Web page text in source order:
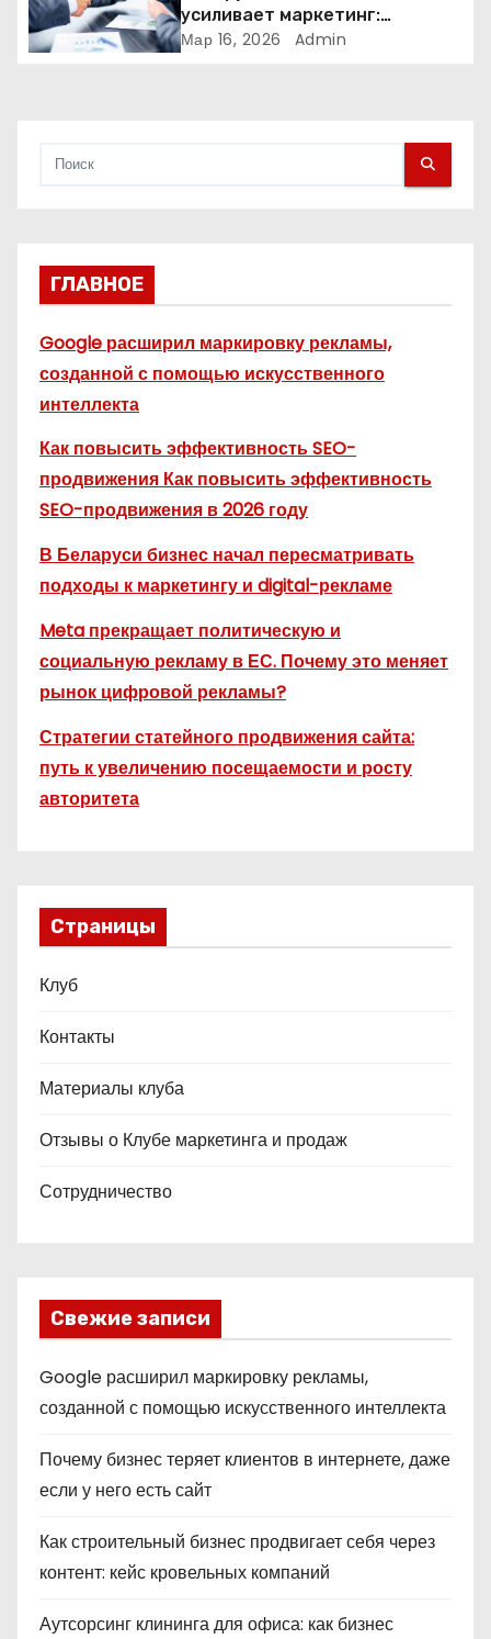
с
усиливает маркетинг:
компании меняют стратегии
Мар 16, 2026 Admin
ГЛАВНОЕ
Google расширил маркировку рекламы,
созданной с помощью искусственного
интеллекта
Как повысить эффективность SEO-
продвижения Как повысить эффективность
SEO-продвижения в 2026 году
В Беларуси бизнес начал пересматривать
подходы к маркетингу и digital-рекламе
Meta прекращает политическую и
социальную рекламу в ЕС. Почему это меняет
рынок цифровой рекламы?
Стратегии статейного продвижения сайта:
путь к увеличению посещаемости и росту
авторитета
Страницы
Клуб
Контакты
Материалы клуба
Отзывы о Клубе маркетинга и продаж
Сотрудничество
Свежие записи
Google расширил маркировку рекламы,
созданной с помощью искусственного интеллекта
Почему бизнес теряет клиентов в интернете, даже
если у него есть сайт
Как строительный бизнес продвигает себя через
контент: кейс кровельных компаний
Аутсорсинг клининга для офиса: как бизнес